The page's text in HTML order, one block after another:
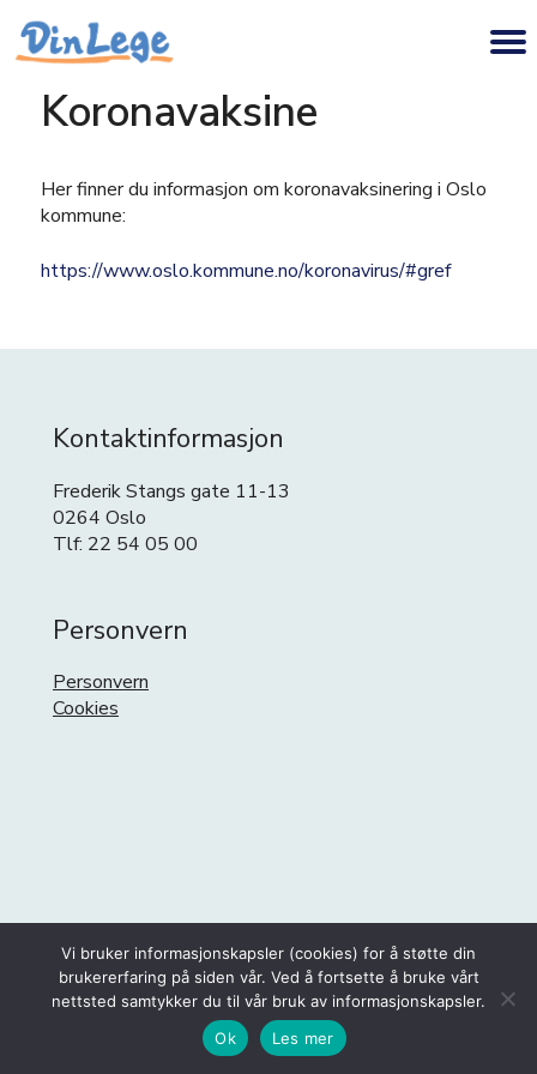
Koronavaksine
Her finner du informasjon om koronavaksinering i Oslo
kommune:
https://www.oslo.kommune.no/koronavirus/#gref
Kontaktinformasjon
Frederik Stangs gate 11-13
0264 Oslo
Tlf: 22 54 05 00
Personvern
Personvern
Cookies
Vi bruker informasjonskapsler (cookies) for å støtte din
brukererfaring på siden vår. Ved å fortsette å bruke vårt
nettsted samtykker du til vår bruk av informasjonskapsler.
Ok
Les mer